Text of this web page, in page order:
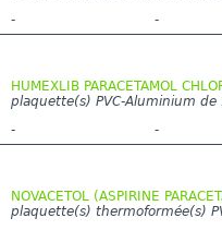
-
-
HUMEXLIB PARACETAMOL
plaquette(s) PVC-Aluminium de
-
-
NOVACETOL (ASPIRINE
plaquette(s) thermoformée(s)